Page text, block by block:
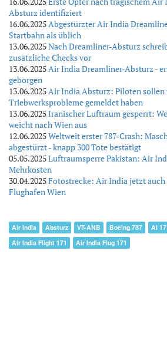
Absturz identifiziert
16.06.2025Abgestürzter Air India
Startbahn als üblich
13.06.2025Nach Dreamliner-Absturz
zusätzliche Checks vor
13.06.2025Air India Dreamliner-Absturz -
geborgen
13.06.2025Air India Absturz: Piloten sollen
Triebwerksprobleme gemeldet haben
13.06.2025Iranischer Luftraum gesperrt:
weicht nach Wien aus
12.06.2025Weltweit erster 787-Crash:
abgestürzt - knapp 300 Tote bestätigt
05.05.2025Luftraumsperre Pakistan: Air
Mehrkosten
30.04.2025Fotostrecke: Air India jetzt auch
Flughafen Wien
Air India Absturz VT-ANB Boeing 787 AI
Air India Flight 171
Air India Flug 171